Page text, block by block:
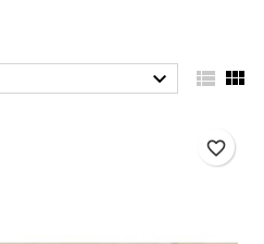
  
favorite_border